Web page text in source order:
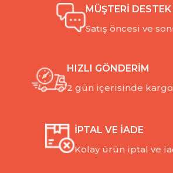
MÜŞTERİ DESTEK
Satış öncesi ve
HIZLI GÖNDERİM
2 gün içerisinde
İPTAL VE İADE
Kolay ürün iptal ve